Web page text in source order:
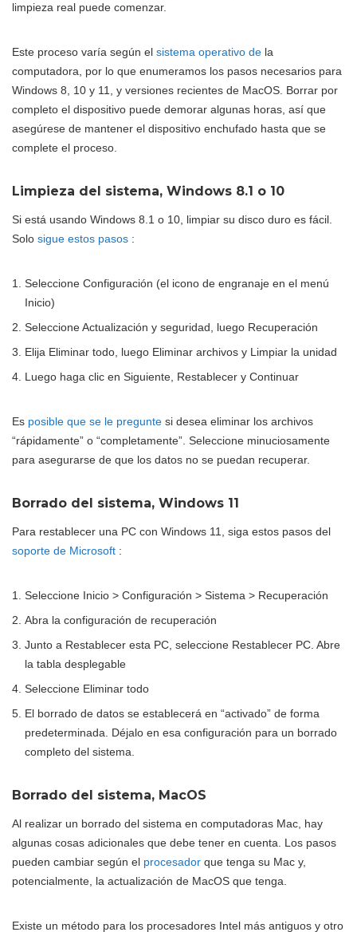
limpieza real puede comenzar.
Este proceso varía según el sistema operativo de la
computadora, por lo que enumeramos los pasos necesarios para
Windows 8, 10 y 11, y versiones recientes de MacOS. Borrar por
completo el dispositivo puede demorar algunas horas, así que
asegúrese de mantener el dispositivo enchufado hasta que se
complete el proceso.
Limpieza del sistema, Windows 8.1 o 10
Si está usando Windows 8.1 o 10, limpiar su disco duro es fácil.
Solo sigue estos pasos :
Seleccione Configuración (el icono de engranaje en el menú
Inicio)
Seleccione Actualización y seguridad, luego Recuperación
Elija Eliminar todo, luego Eliminar archivos y Limpiar la unidad
Luego haga clic en Siguiente, Restablecer y Continuar
Es posible que se le pregunte si desea eliminar los archivos
“rápidamente” o “completamente”. Seleccione minuciosamente
para asegurarse de que los datos no se puedan recuperar.
Borrado del sistema, Windows 11
Para restablecer una PC con Windows 11, siga estos pasos del
soporte de Microsoft :
Seleccione Inicio > Configuración > Sistema > Recuperación
Abra la configuración de recuperación
Junto a Restablecer esta PC, seleccione Restablecer PC. Abre
la tabla desplegable
Seleccione Eliminar todo
El borrado de datos se establecerá en “activado” de forma
predeterminada. Déjalo en esa configuración para un borrado
completo del sistema.
Borrado del sistema, MacOS
Al realizar un borrado del sistema en computadoras Mac, hay
algunas cosas adicionales que debe tener en cuenta. Los pasos
pueden cambiar según el procesador que tenga su Mac y,
potencialmente, la actualización de MacOS que tenga.
Existe un método para los procesadores Intel más antiguos y otro